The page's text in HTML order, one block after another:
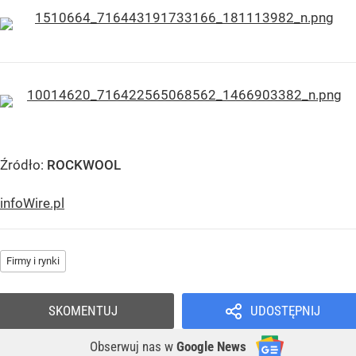
Źródło: ROCKWOOL
infoWire.pl
Firmy i rynki
UDOSTĘPNIJ
Obserwuj nas w Google News
SKOMENTUJ